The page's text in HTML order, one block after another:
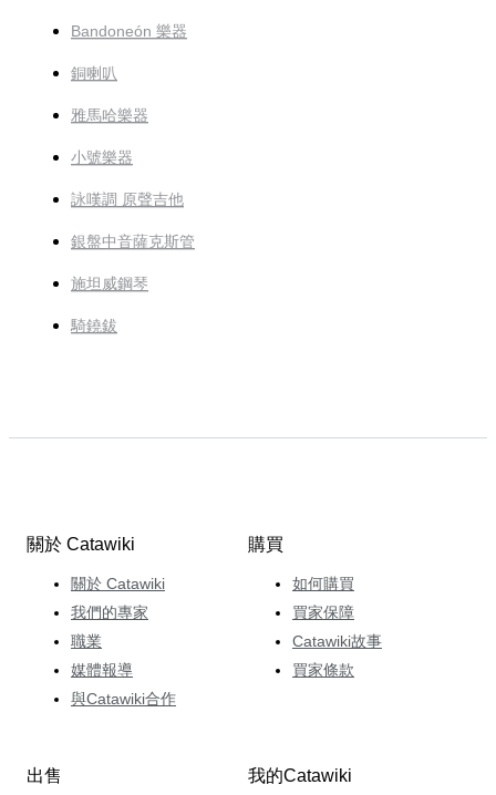
Bandoneón 樂器
銅喇叭
雅馬哈樂器
小號樂器
詠嘆調 原聲吉他
銀盤中音薩克斯管
施坦威鋼琴
騎鐃鈸
關於 Catawiki
關於 Catawiki
我們的專家
職業
媒體報導
與Catawiki合作
購買
如何購買
買家保障
Catawiki故事
買家條款
出售 我的Catawiki